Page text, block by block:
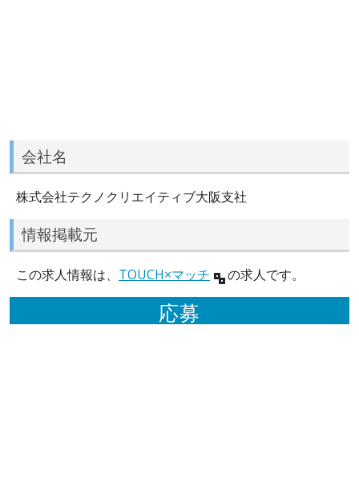
会社名
株式会社テクノクリエイティブ大阪支社
情報掲載元
この求人情報は、 TOUCH×マッチ の求人です。
応募